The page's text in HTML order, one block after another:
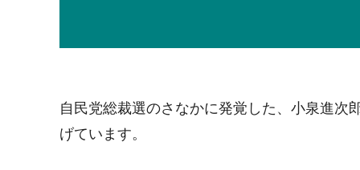
自民党総裁選のさなかに発覚した、小泉進次
げています。